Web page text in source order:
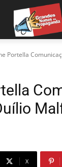
Portella
X